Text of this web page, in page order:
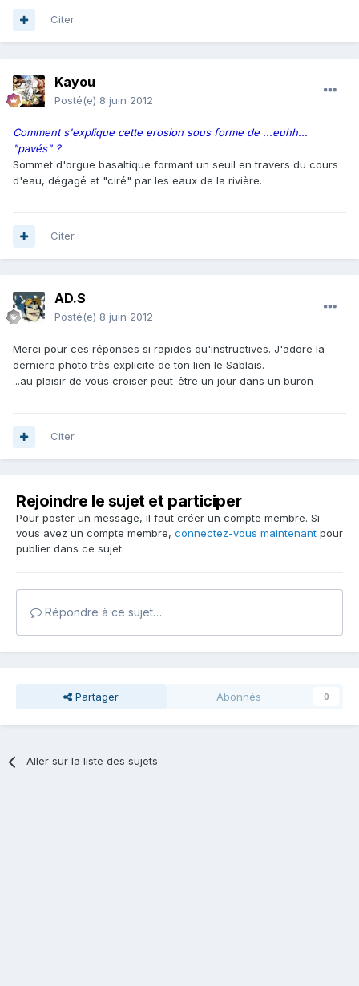
Citer
Kayou
Posté(e) 8 juin 2012
Comment s'explique cette erosion sous forme de ...euhh...
"pavés" ?
Sommet d'orgue basaltique formant un seuil en travers du cours
d'eau, dégagé et "ciré" par les eaux de la rivière.
Citer
AD.S
Posté(e) 8 juin 2012
Merci pour ces réponses si rapides qu'instructives. J'adore la
derniere photo très explicite de ton lien le Sablais.
...au plaisir de vous croiser peut-être un jour dans un buron
Citer
Rejoindre le sujet et participer
Pour poster un message, il faut créer un compte membre. Si
vous avez un compte membre, connectez-vous maintenant pour
publier dans ce sujet.
Répondre à ce sujet…
Partager Abonnés 0
Aller sur la liste des sujets